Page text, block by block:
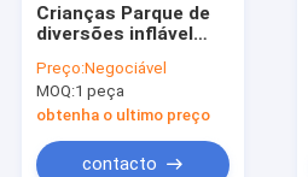
Crianças Parque de
diversões inflável
Slide para aluguel
Preço:Negociável
MOQ:1 peça
obtenha o ultimo preço
contacto